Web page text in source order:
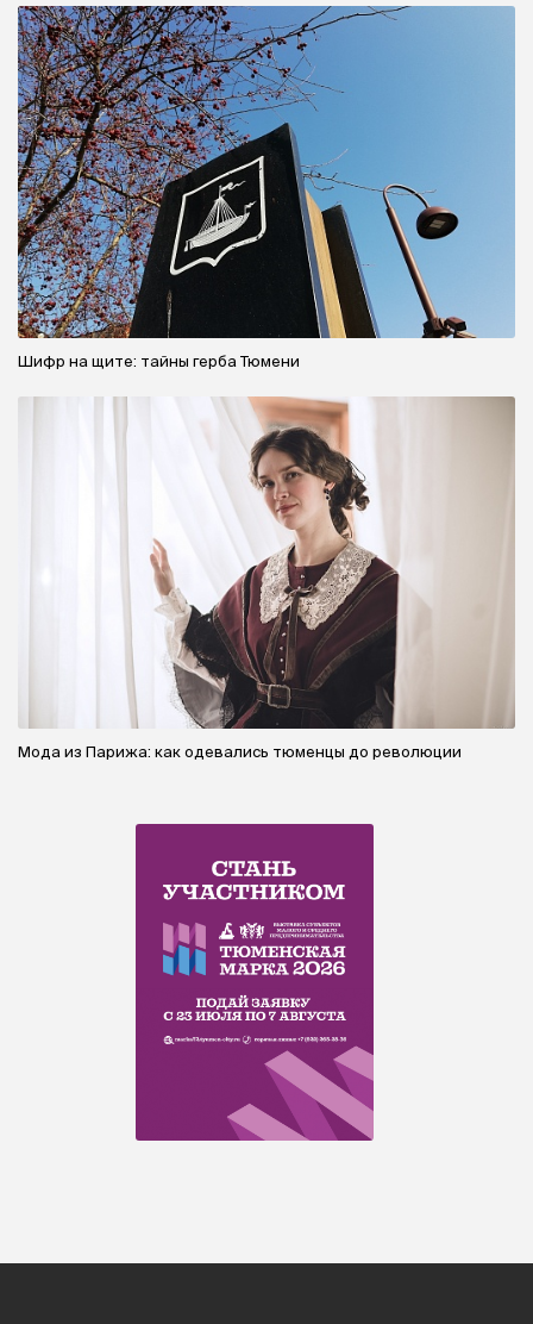
Шифр на щите: тайны герба Тюмени
Мода из Парижа: как одевались тюменцы до революции